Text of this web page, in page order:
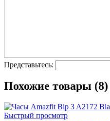
Представьтесь:
Похожие товары (8)
Быстрый просмотр